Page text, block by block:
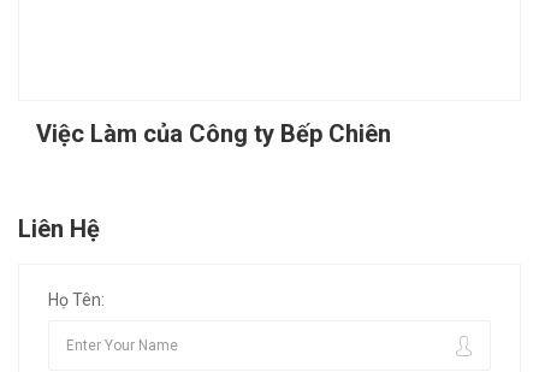
Việc Làm của Công ty Bếp Chiên
Liên Hệ
Họ Tên: